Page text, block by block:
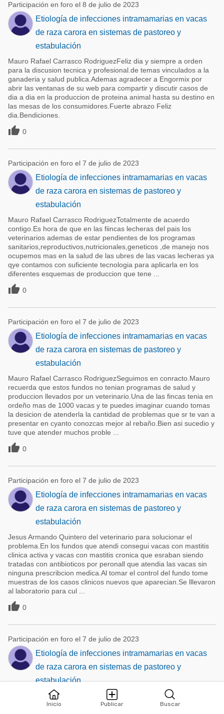
Inicio Publicar Buscar
Participación en foro el 8 de julio de 2023
Etiología de infecciones intramamarias en vacas
de raza carora en sistemas de pastoreo y
estabulación
Mauro Rafael Carrasco RodriguezFeliz dia y siempre a orden
para la discusion tecnica y profesional.de temas vinculados a la
ganaderia y salud publica.Ademas agradecer a Engormix por
abrir las ventanas de su web para compartir y discutir casos de
dia a dia en la produccion de proteina animal hasta su destino en
las mesas de los consumidores.Fuerte abrazo Feliz
dia.Bendiciones.
 0
Participación en foro el 7 de julio de 2023
Etiología de infecciones intramamarias en vacas
de raza carora en sistemas de pastoreo y
estabulación
Mauro Rafael Carrasco RodriguezTotalmente de acuerdo
contigo.Es hora de que en las fiincas lecheras del pais los
veterinarios ademas de estar pendientes de los programas
sanitarios,reproductivos,nutricionales,geneticos ,de manejo nos
ocupemos mas en la salud de las ubres de las vacas lecheras ya
qye contamos con suficiente tecnologia para aplicarla en los
diferentes esquemas de produccion que tene ...
 0
Participación en foro el 7 de julio de 2023
Etiología de infecciones intramamarias en vacas
de raza carora en sistemas de pastoreo y
estabulación
Mauro Rafael Carrasco RodriguezSeguimos en conracto.Mauro
recuerda que estos fundos no tenian programas de salud y
produccion llevados por un veterinario.Una de las fincas tenia en
ordeño mas de 1000 vacas y te puedes imaginar cuando tomas
la desicion de atenderla la cantidad de problemas que sr te van a
presentar en cyanto conozcas mejor al rebaño.Bien asi sucedio y
tuve que atender muchos proble ...
 0
Participación en foro el 7 de julio de 2023
Etiología de infecciones intramamarias en vacas
de raza carora en sistemas de pastoreo y
estabulación
Jesus Armando Quintero del veterinario para solucionar el
problema.En los fundos que atendi consegui vacas con mastitis
clinica activa y vacas con mastitis cronica que esraban siendo
tratadas con antibioticos por peronall que atendia las vacas sin
ninguna prescribcion medica.Al tomar el control del fundo tome
muestras de los casos clinicos nuevos que aparecian.Se lllevaron
al laboratorio para cul ...
 0
Participación en foro el 7 de julio de 2023
Etiología de infecciones intramamarias en vacas
de raza carora en sistemas de pastoreo y
estabulación
Mauro Rafael Carrasco RodriguezHola Dr Mauro con gusto
tratare de resumir en este espacio esta interesante experiencia